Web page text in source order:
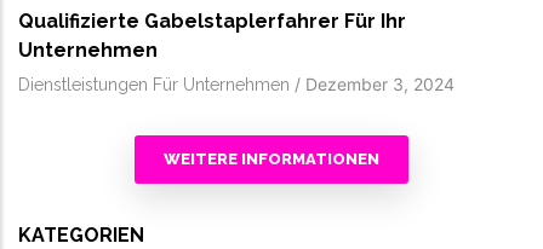
Qualifizierte Gabelstaplerfahrer Für Ihr
Unternehmen
Dienstleistungen Für Unternehmen / Dezember 3, 2024
WEITERE INFORMATIONEN
KATEGORIEN